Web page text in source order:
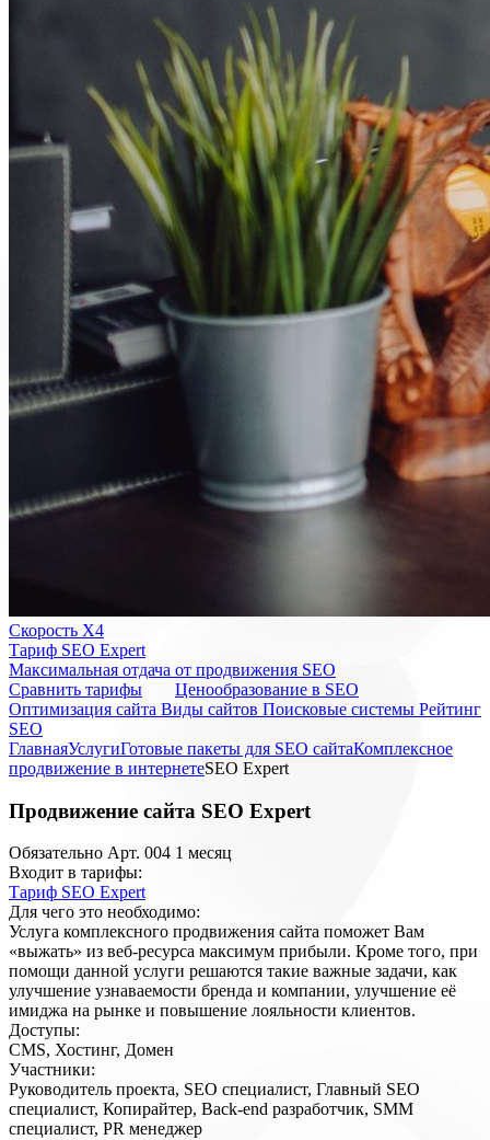
Скорость Х4
Тариф SEO Expert
Максимальная отдача от продвижения SEO
Cравнить тарифы
Ценообразование в SEO
Оптимизация сайта Виды сайтов Поисковые системы Рейтинг
SEO
ГлавнаяУслугиГотовые пакеты для SEO сайтаКомплексное
продвижение в интернетеSEO Expert
Продвижение сайта SEO Expert
Обязательно Арт. 004 1 месяц
Входит в тарифы:
Тариф SEO Expert
Для чего это необходимо:
Услуга комплексного продвижения сайта поможет Вам
«выжать» из веб-ресурса максимум прибыли. Кроме того, при
помощи данной услуги решаются такие важные задачи, как
улучшение узнаваемости бренда и компании, улучшение её
имиджа на рынке и повышение лояльности клиентов.
Доступы:
CMS, Хостинг, Домен
Участники:
Руководитель проекта, SEO специалист, Главный SEO
специалист, Копирайтер, Back-end разработчик, SMM
специалист, PR менеджер